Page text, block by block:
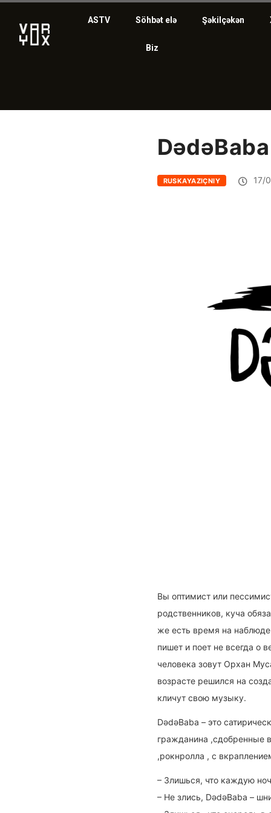
ASTV Söhbət elə Şəkilçəkən
Biz
DədəBaba
RUSKAYAZIÇNIY 17/
Вы оптимист или
родственников, куча
же есть время на
пишет и поет не всегда о
человека зовут Орхан
возрасте решился на
кличут свою музыку.
DədəBaba – это
гражданина ,сдобренные
,рокнролла , с
– Злишься, что каждую
– Не злись, DədəBaba –